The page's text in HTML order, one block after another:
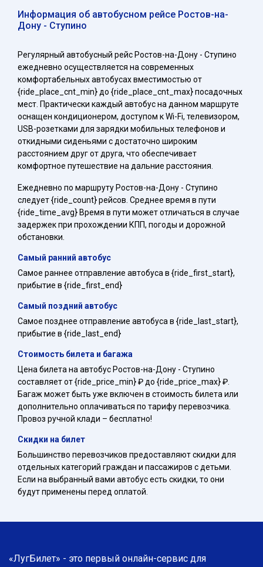
Информация об автобусном рейсе Ростов-на-
Дону - Ступино
Регулярный автобусный рейс Ростов-на-Дону - Ступино
ежедневно осуществляется на современных
комфортабельных автобусах вместимостью от
{ride_place_cnt_min} до {ride_place_cnt_max} посадочных
мест. Практически каждый автобус на данном маршруте
оснащен кондиционером, доступом к Wi-Fi, телевизором,
USB-розетками для зарядки мобильных телефонов и
откидными сиденьями с достаточно широким
расстоянием друг от друга, что обеспечивает
комфортное путешествие на дальние расстояния.
Ежедневно по маршруту Ростов-на-Дону - Ступино
следует {ride_count} рейсов. Среднее время в пути
{ride_time_avg} Время в пути может отличаться в случае
задержек при прохождении КПП, погоды и дорожной
обстановки.
Самый ранний автобус
Самое раннее отправление автобуса в {ride_first_start},
прибытие в {ride_first_end}
Самый поздний автобус
Самое позднее отправление автобуса в {ride_last_start},
прибытие в {ride_last_end}
Стоимость билета и багажа
Цена билета на автобус Ростов-на-Дону - Ступино
составляет от {ride_price_min} ₽ до {ride_price_max} ₽.
Багаж может быть уже включен в стоимость билета или
дополнительно оплачиваться по тарифу перевозчика.
Провоз ручной клади – бесплатно!
Скидки на билет
Большинство перевозчиков предоставляют скидки для
отдельных категорий граждан и пассажиров с детьми.
Если на выбранный вами автобус есть скидки, то они
будут применены перед оплатой.
«ЛугБилет» - это первый онлайн-сервис для